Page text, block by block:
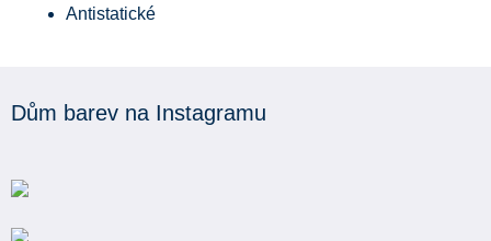
Antistatické
Dům barev na Instagramu